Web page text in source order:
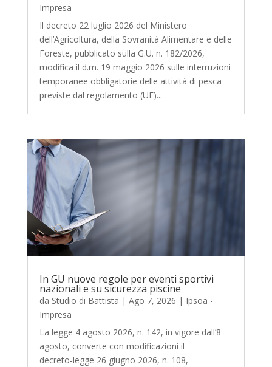
Impresa
Il decreto 22 luglio 2026 del Ministero
dell’Agricoltura, della Sovranità Alimentare e delle
Foreste, pubblicato sulla G.U. n. 182/2026,
modifica il d.m. 19 maggio 2026 sulle interruzioni
temporanee obbligatorie delle attività di pesca
previste dal regolamento (UE)...
In GU nuove regole per eventi sportivi
nazionali e su sicurezza piscine
da Studio di Battista | Ago 7, 2026 | Ipsoa -
Impresa
La legge 4 agosto 2026, n. 142, in vigore dall’8
agosto, converte con modificazioni il
decreto‑legge 26 giugno 2026, n. 108,